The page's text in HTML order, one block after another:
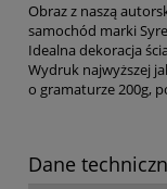
Obraz z naszą
samochód marki
Idealna dekoracja
Wydruk najwyższej
o gramaturze 200g,
Dane